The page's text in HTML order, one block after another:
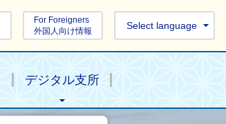
For Foreigners
外国人向け情報
Select language
デジタル支所